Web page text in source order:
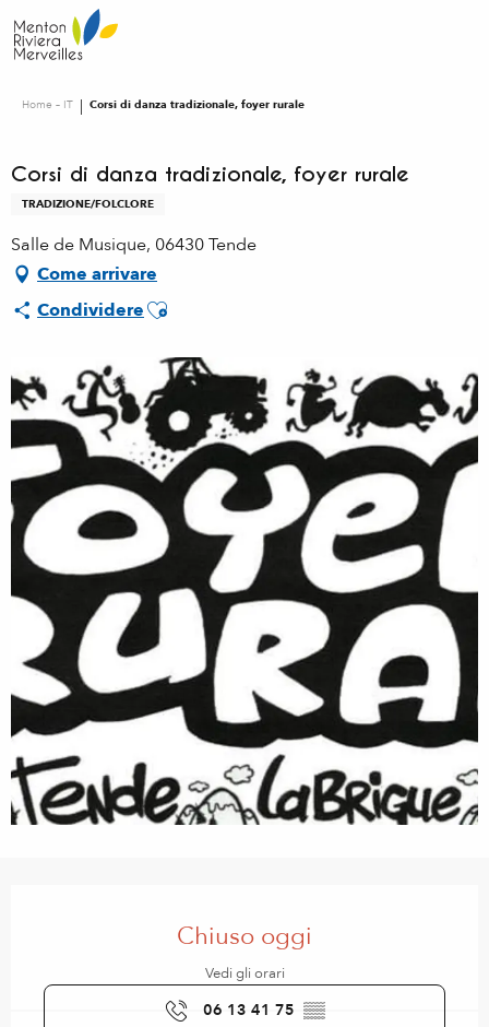
au
contenu
Home – IT Corsi di danza tradizionale, foyer rurale
Corsi di danza tradizionale, foyer rurale
TRADIZIONE/FOLCLORE
Salle de Musique, 06430 Tende
Come arrivare
CondividereAjouter aux favoris
Chiuso oggi
Vedi gli orari
06 13 41 75 ▒▒